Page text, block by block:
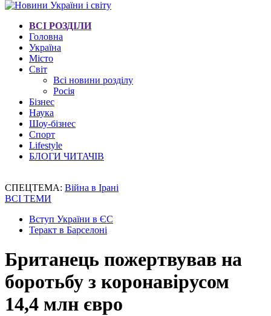
ВСІ РОЗДІЛИ
Головна
Україна
Місто
Світ
Всі новини розділу
Росія
Бізнес
Наука
Шоу-бізнес
Спорт
Lifestyle
БЛОГИ ЧИТАЧІВ
СПЕЦТЕМА: Війна в Ірані
ВСІ ТЕМИ
Вступ України в ЄС
Теракт в Барселоні
Британець пожертвував на
боротьбу з коронавірусом
14,4 млн євро